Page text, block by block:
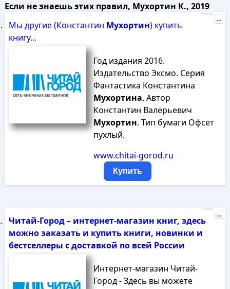
Если не знаешь этих правил, Мухортин К., 2019
Мы другие (Константин Мухортин) купить
книгу...
Год издания 2016.
Издательство Эксмо. Серия
Фантастика Константина
Мухортина. Автор
Константин Валерьевич
Мухортин. Тип бумаги Офсет
пухлый.
www.chitai-gorod.ru
Купить
Реклама
...
Читай-Город – интернет-магазин книг, здесь
можно заказать и купить книги, новинки и
бестселлеры с доставкой по всей России
Интернет-магазин Читай-
Город - Здесь вы можете
Реклама
...